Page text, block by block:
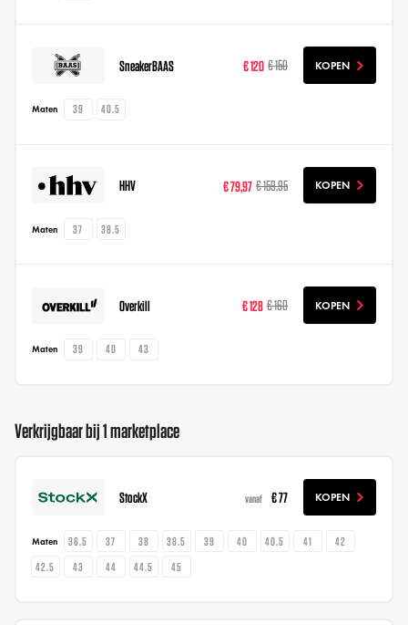
SneakerBAAS € 120 € 150 KOPEN
Maten 39 40.5
HHV € 79,97 € 159,95 KOPEN
Maten 37 38.5
Overkill € 128 € 160 KOPEN
Maten 39 40 43
Verkrijgbaar bij 1 marketplace
StockX vanaf € 77 KOPEN
Maten 36.5 37 38 38.5 39 40 40.5 41
42
42.5
43 44 44.5 45